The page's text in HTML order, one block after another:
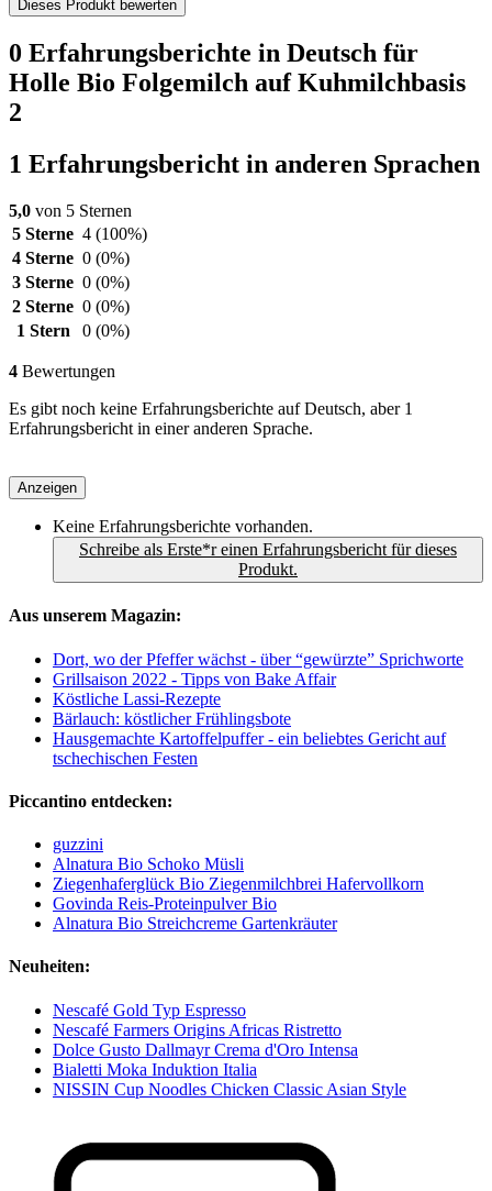
Dieses Produkt bewerten
0 Erfahrungsberichte in Deutsch für
Holle Bio Folgemilch auf Kuhmilchbasis
2
1 Erfahrungsbericht in anderen Sprachen
5,0 von 5 Sternen
5 Sterne 4 (100%)
4 Sterne 0 (0%)
3 Sterne 0 (0%)
2 Sterne 0 (0%)
1 Stern
0 (0%)
4 Bewertungen
Es gibt noch keine Erfahrungsberichte auf Deutsch, aber 1
Erfahrungsbericht in einer anderen Sprache.
Anzeigen
Keine Erfahrungsberichte vorhanden.
Schreibe als Erste*r einen Erfahrungsbericht für dieses
Produkt.
Aus unserem Magazin:
Dort, wo der Pfeffer wächst - über “gewürzte” Sprichworte
Grillsaison 2022 - Tipps von Bake Affair
Köstliche Lassi-Rezepte
Bärlauch: köstlicher Frühlingsbote
Hausgemachte Kartoffelpuffer - ein beliebtes Gericht auf
tschechischen Festen
Piccantino entdecken:
guzzini
Alnatura Bio Schoko Müsli
Ziegenhaferglück Bio Ziegenmilchbrei Hafervollkorn
Govinda Reis-Proteinpulver Bio
Alnatura Bio Streichcreme Gartenkräuter
Neuheiten:
Nescafé Gold Typ Espresso
Nescafé Farmers Origins Africas Ristretto
Dolce Gusto Dallmayr Crema d'Oro Intensa
Bialetti Moka Induktion Italia
NISSIN Cup Noodles Chicken Classic Asian Style